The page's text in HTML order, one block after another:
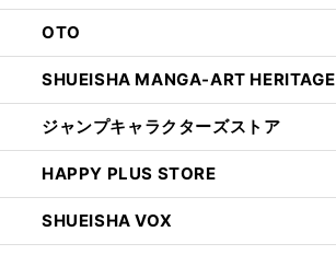
OTO
SHUEISHA MANGA-ART HERITAGE
ジャンプキャラクターズストア
HAPPY PLUS STORE
SHUEISHA VOX